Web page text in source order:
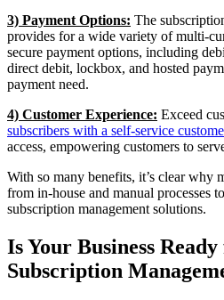
3) Payment Options: The
provides for a wide variety of multi-
secure payment options, including
direct debit, lockbox, and hosted
payment need.
4) Customer Experience: Exceed
subscribers with a self-service
access, empowering customers to
With so many benefits, it’s clear why
from in-house and manual processes
subscription management solutions.
Is Your Business
Subscription